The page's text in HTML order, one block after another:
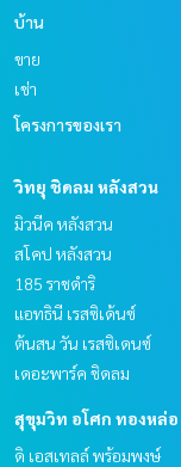
บ้าน
ขาย
เช่า
โครงการของเรา
วิทยุ ชิดลม หลังสวน
มิวนีค หลังสวน
สโคป หลังสวน
185 ราชดำริ
แอทธินี เรสซิเด้นซ์
ต้นสน วัน เรสซิเดนซ์
เดอะพาร์ค ชิดลม
สุขุมวิท อโศก ทองหล่อ
ดิ เอสเทลล์ พร้อมพงษ์